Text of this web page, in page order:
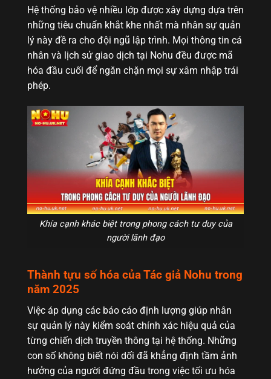
Hệ thống bảo vệ nhiều lớp được xây dựng dựa trên
những tiêu chuẩn khắt khe nhất mà nhân sự quản
lý này đề ra cho đội ngũ lập trình. Mọi thông tin cá
nhân và lịch sử giao dịch tại Nohu đều được mã
hóa đầu cuối để ngăn chặn mọi sự xâm nhập trái
phép.
Khía cạnh khác biệt trong phong cách tư duy của
người lãnh đạo
Thành tựu số hóa của Tác giả Nohu trong
năm 2025
Việc áp dụng các báo cáo định lượng giúp nhân
sự quản lý này kiểm soát chính xác hiệu quả của
từng chiến dịch truyền thông tại hệ thống. Những
con số không biết nói dối đã khẳng định tầm ảnh
hưởng của người đứng đầu trong việc tối ưu hóa